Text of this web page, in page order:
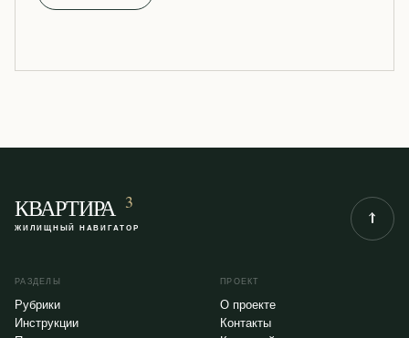
КВАРТИРА 3
ЖИЛИЩНЫЙ НАВИГАТОР
РАЗДЕЛЫ
Рубрики
Инструкции
ПРОЕКТ
О проекте
Контакты